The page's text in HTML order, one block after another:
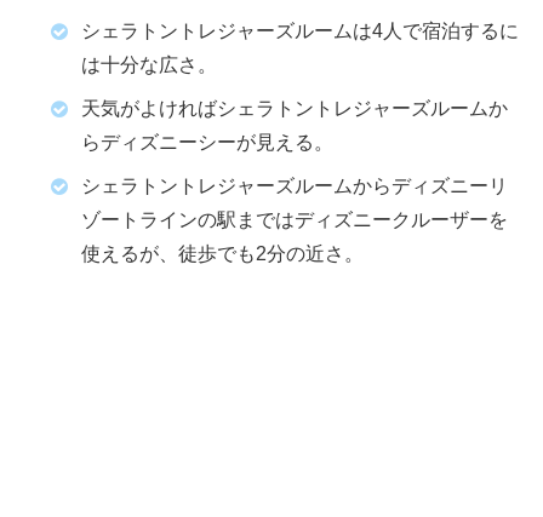
シェラトントレジャーズルームは4人で宿泊するに
は十分な広さ。
天気がよければシェラトントレジャーズルームか
らディズニーシーが見える。
シェラトントレジャーズルームからディズニーリ
ゾートラインの駅まではディズニークルーザーを
使えるが、徒歩でも2分の近さ。